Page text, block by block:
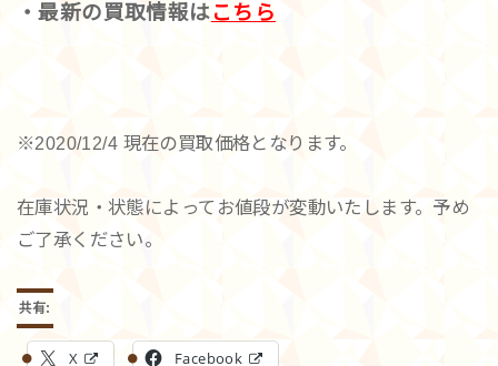
・最新の買取情報はこちら
※2020/12/4 現在の買取価格となります。
在庫状況・状態によってお値段が変動いたします。予め
ご了承ください。
共有:
X Facebook